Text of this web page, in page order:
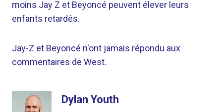
moins Jay Z et Beyoncé peuvent élever leurs
enfants retardés.
Jay-Z et Beyoncé n'ont jamais répondu aux
commentaires de West.
Dylan Youth